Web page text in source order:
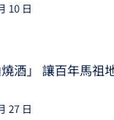
10 日
燒酒」 讓百年馬祖
27 日